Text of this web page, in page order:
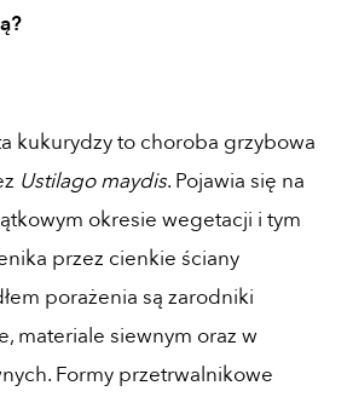
kukurydzy to choroba grzybowa
Ustilago maydis. Pojawia się na
okresie wegetacji i tym
przez cienkie ściany
porażenia są zarodniki
materiale siewnym oraz w
Formy przetrwalnikowe